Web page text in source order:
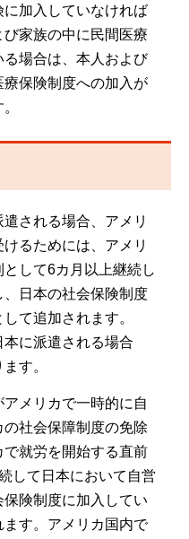
加入していなければ
家族の中に民間医療
場合は、本人および
保険制度への加入が
される場合、アメリ
るためには、アメリ
して6カ月以上継続し
日本の社会保険制度
て追加されます。
に派遣される場合
す。
メリカで一時的に自
社会保障制度の免除
就労を開始する直前
して日本において自営
険制度に加入してい
す。アメリカ国内で